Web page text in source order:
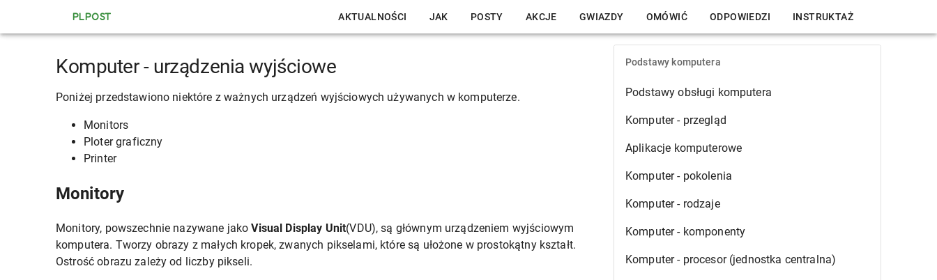
PLPOST AKTUALNOŚCI JAK POSTY AKCJE GWIAZDY OMÓWIĆ ODPOWIEDZI INSTRUKTAŻ
Komputer - urządzenia wyjściowe
Poniżej przedstawiono niektóre z ważnych urządzeń wyjściowych używanych w komputerze.
Monitors
Ploter graficzny
Printer
Monitory
Monitory, powszechnie nazywane jakoVisual Display Unit(VDU), są głównym urządzeniem wyjściowym
komputera. Tworzy obrazy z małych kropek, zwanych pikselami, które są ułożone w prostokątny kształt.
Ostrość obrazu zależy od liczby pikseli.
Podstawy komputera
Podstawy obsługi komputera
Komputer - przegląd
Aplikacje komputerowe
Komputer - pokolenia
Komputer - rodzaje
Komputer - komponenty
Komputer - procesor (jednostka centralna)